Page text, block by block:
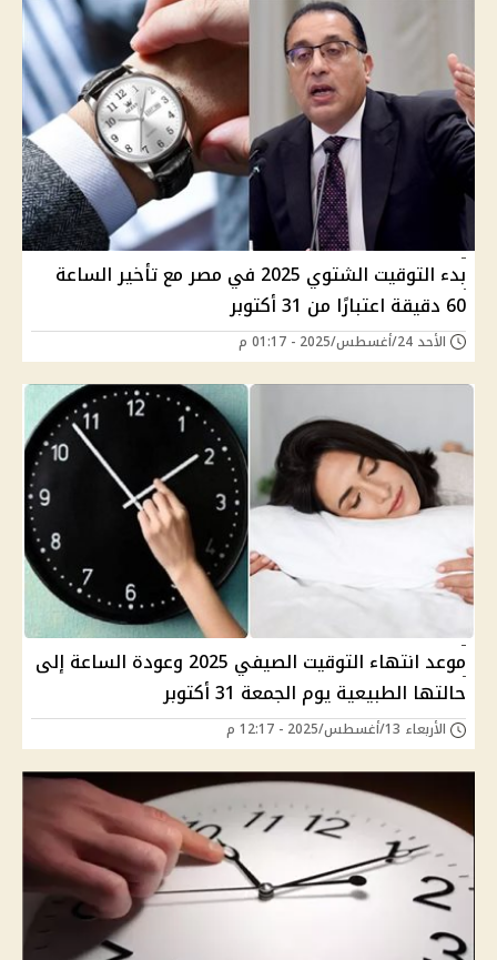
بدء التوقيت الشتوي 2025 في مصر مع تأخير الساعة
60 دقيقة اعتبارًا من 31 أكتوبر
الأحد 24/أغسطس/2025 - 01:17 م
موعد انتهاء التوقيت الصيفي 2025 وعودة الساعة إلى
حالتها الطبيعية يوم الجمعة 31 أكتوبر
الأربعاء 13/أغسطس/2025 - 12:17 م